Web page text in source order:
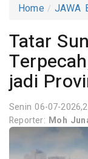
Home JAWA
Tatar
jadi
Senin 06-07-
Reporter: Moh